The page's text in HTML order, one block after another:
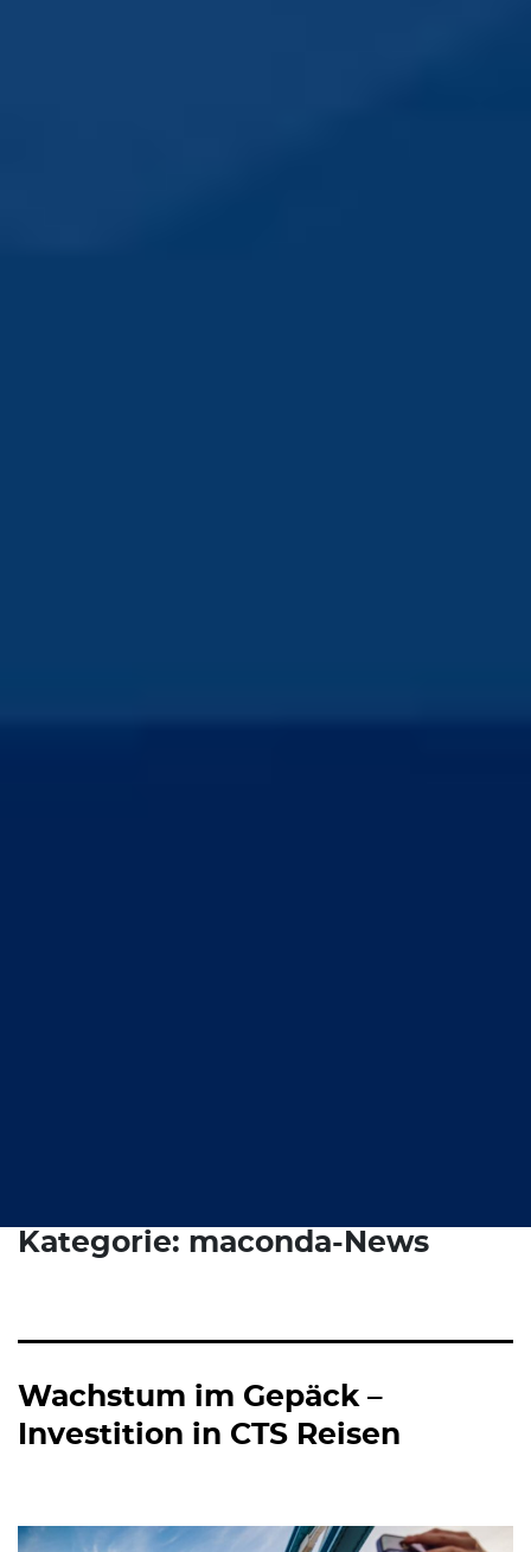
Kategorie: maconda-News
Wachstum im Gepäck –
Investition in CTS Reisen